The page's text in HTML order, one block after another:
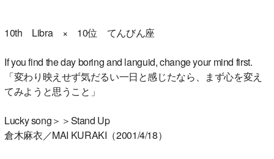
10th Libra × 10位 てんびん座
If you find the day boring and languid, change your mind first.
「変わり映えせず気だるい一日と感じたなら、まず心を変え
てみようと思うこと」
Lucky song＞＞Stand Up
倉木麻衣／MAI KURAKI（2001/4/18）